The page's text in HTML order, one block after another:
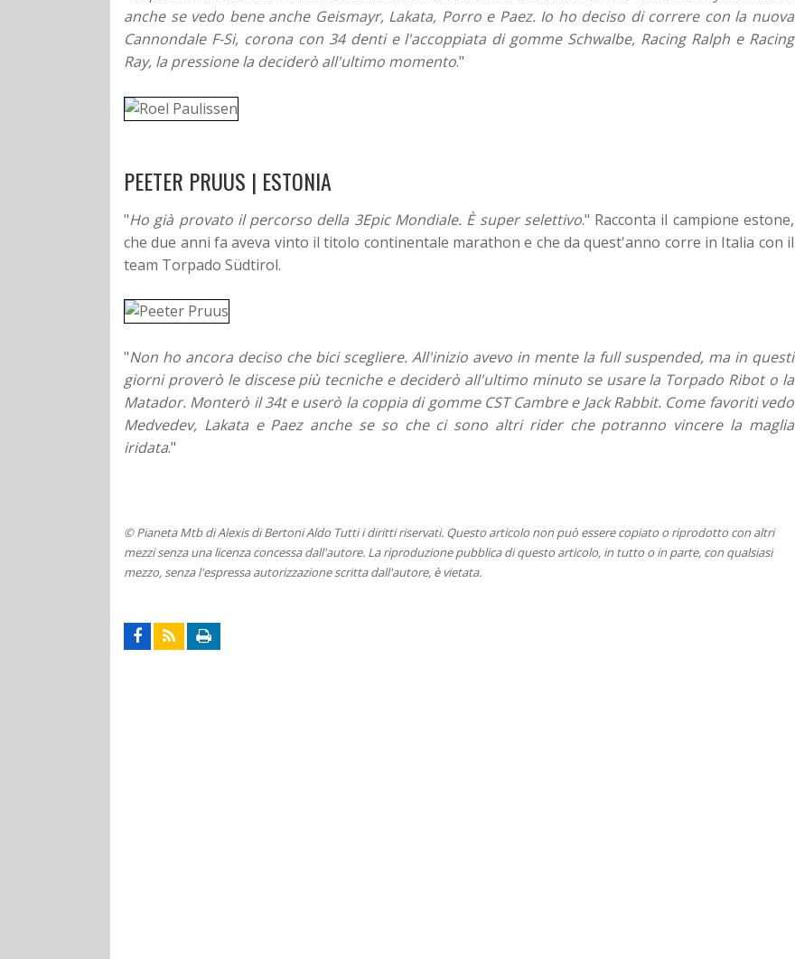
anche se vedo bene anche Geismayr, Lakata, Porro e Paez. Io ho deciso di correre con la nuova
Cannondale F-Si, corona con 34 denti e l'accoppiata di gomme Schwalbe, Racing Ralph e Racing
Ray, la pressione la deciderò all'ultimo momento."
PEETER PRUUS | ESTONIA
"Ho già provato il percorso della 3Epic Mondiale. È super selettivo." Racconta il campione estone,
che due anni fa aveva vinto il titolo continentale marathon e che da quest'anno corre in Italia con il
team Torpado Südtirol.
"Non ho ancora deciso che bici scegliere. All'inizio avevo in mente la full suspended, ma in questi
giorni proverò le discese più tecniche e deciderò all'ultimo minuto se usare la Torpado Ribot o la
Matador. Monterò il 34t e userò la coppia di gomme CST Cambre e Jack Rabbit. Come favoriti vedo
Medvedev, Lakata e Paez anche se so che ci sono altri rider che potranno vincere la maglia
iridata."
© Pianeta Mtb di Alexis di Bertoni Aldo Tutti i diritti riservati. Questo articolo non può essere copiato o riprodotto con altri
mezzi senza una licenza concessa dall'autore. La riproduzione pubblica di questo articolo, in tutto o in parte, con qualsiasi
mezzo, senza l'espressa autorizzazione scritta dall'autore, è vietata.